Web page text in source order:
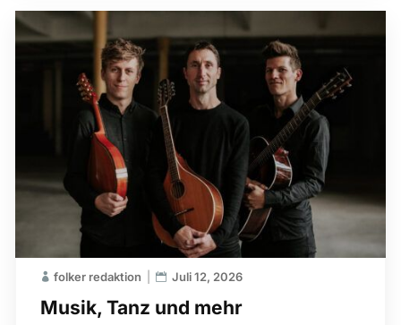
Musik, Tanz und mehr
folker redaktion Juli 12, 2026